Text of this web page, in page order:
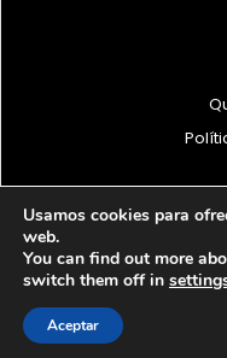
© 1997 - 2026
Usamos cookies para
web.
You can find out more
switch them off in
Aceptar